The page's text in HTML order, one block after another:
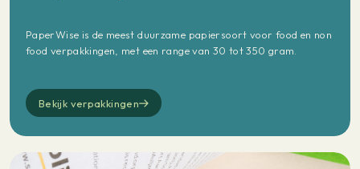
PaperWise is de meest duurzame papiersoort voor food en non
food verpakkingen, met een range van 30 tot 350 gram.
Bekijk verpakkingen